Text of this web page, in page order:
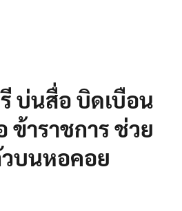
บ่นสื่อ บิดเบือน
ข้าราชการ ช่วย
บนหอคอย